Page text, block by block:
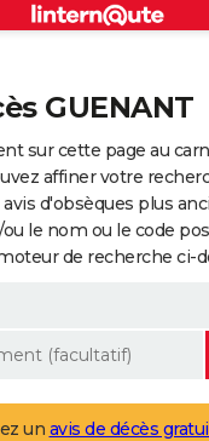
ville
GUENANT
sur cette page au
affiner votre
d'obsèques plus
le nom ou le code
de recherche ci-
un avis de décès